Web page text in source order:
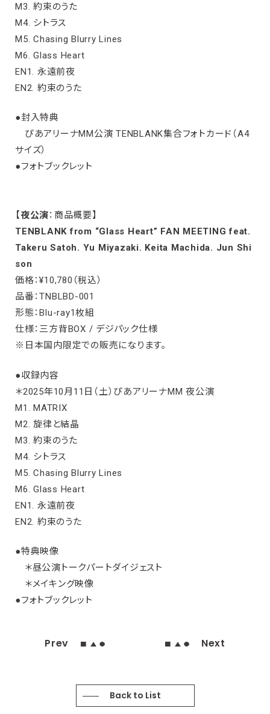
M3. 約束のうた
M4. シトラス
M5. Chasing Blurry Lines
M6. Glass Heart
EN1. 永遠前夜
EN2. 約束のうた
●封入特典
ぴあアリーナMM公演 TENBLANK集合フォトカード（A4
サイズ）
●フォトブックレット
【夜公演：商品概要】
TENBLANK from “Glass Heart” FAN MEETING feat.
Takeru Satoh. Yu Miyazaki. Keita Machida. Jun Shi
son
価格：¥10,780（税込）
品番：TNBLBD-001
形態：Blu-ray1枚組
仕様：三方背BOX / デジパック仕様
※日本国内限定での販売になります。
●収録内容
＊2025年10月11日（土）ぴあアリーナMM 夜公演
M1. MATRIX
M2. 旋律と結晶
M3. 約束のうた
M4. シトラス
M5. Chasing Blurry Lines
M6. Glass Heart
EN1. 永遠前夜
EN2. 約束のうた
●特典映像
＊昼公演トークパートダイジェスト
＊メイキング映像
●フォトブックレット
Prev Next
Back to List